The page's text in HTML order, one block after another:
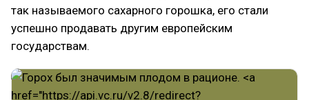
так называемого сахарного горошка, его стали
успешно продавать другим европейским
государствам.